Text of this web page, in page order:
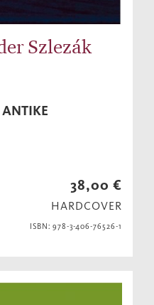
Szlezák
ANTIKE
38,00 €
HARDCOVER
ISBN: 978-3-406-76526-1